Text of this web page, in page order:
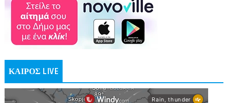
ΚΑΙΡΟΣ LIVE